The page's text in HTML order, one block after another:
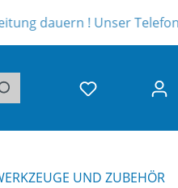
! Unser
UND ZUBEHÖR